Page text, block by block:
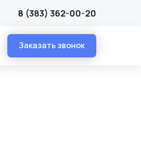
8 (383) 362-00-20
Заказать звонок